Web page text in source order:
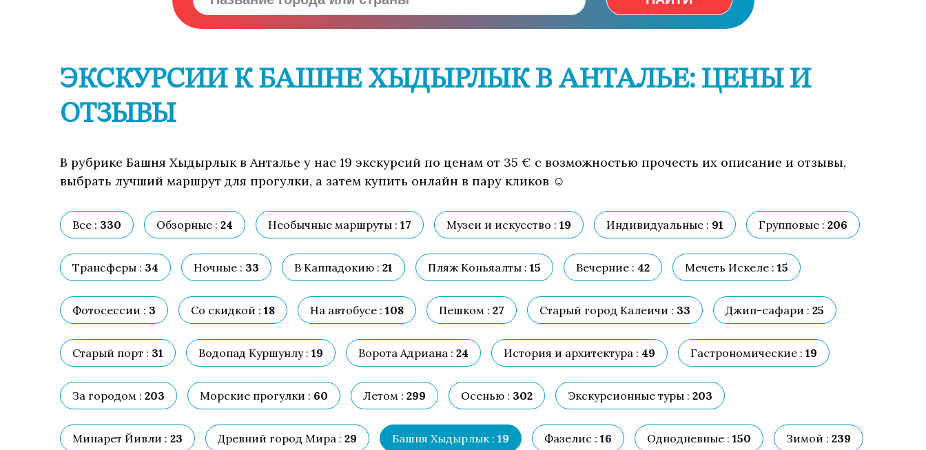
ЭКСКУРСИИ К БАШНЕ ХЫДЫРЛЫК В АНТАЛЬЕ: ЦЕНЫ И
ОТЗЫВЫ
В рубрике Башня Хыдырлык в Анталье у нас 19 экскурсий по ценам от 35 € с возможностью прочесть их описание и отзывы,
выбрать лучший маршрут для прогулки, а затем купить онлайн в пару кликов ☺
Все : 330 Обзорные : 24 Необычные маршруты : 17 Музеи и искусство : 19 Индивидуальные : 91 Групповые : 206
Трансферы : 34 Ночные : 33 В Каппадокию : 21 Пляж Коньяалты : 15 Вечерние : 42 Мечеть Искеле : 15
Фотосессии : 3 Со скидкой : 18 На автобусе : 108 Пешком : 27 Старый город Калеичи : 33 Джип-сафари : 25
Старый порт : 31 Водопад Куршунлу : 19 Ворота Адриана : 24 История и архитектура : 49 Гастрономические : 19
За городом : 203 Морские прогулки : 60 Летом : 299 Осенью : 302 Экскурсионные туры : 203
Минарет Йивли : 23 Древний город Мира : 29 Башня Хыдырлык : 19 Фазелис : 16 Однодневные : 150 Зимой : 239